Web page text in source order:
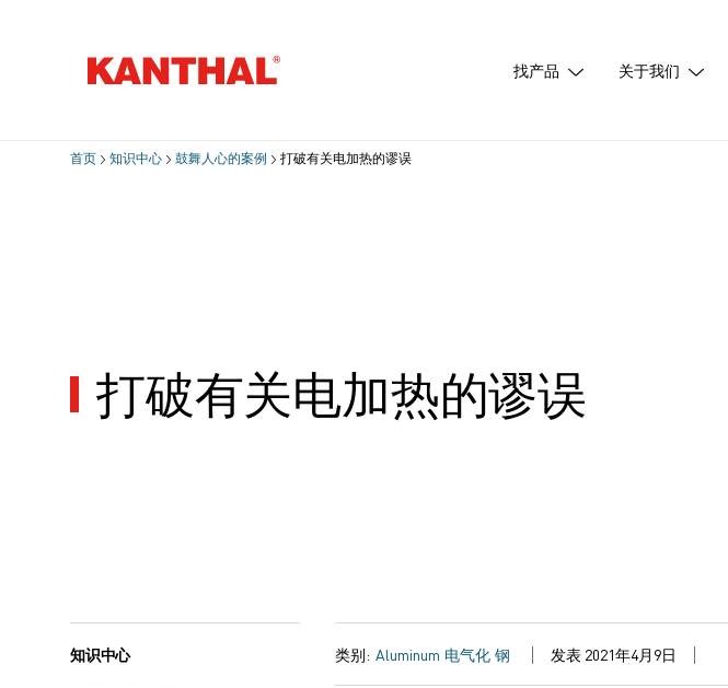
找产品 关于我们
首页 知识中心 鼓舞人心的案例 打破有关电加热的谬误
打破有关电加热的谬误
知识中心 类别: Aluminum 电气化 钢 发表 2021年4月9日